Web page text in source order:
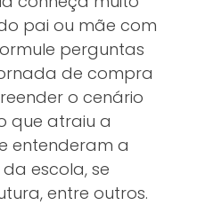
pai ou mãe com
perguntas
de compra
o cenário
que atraiu a
entenderam a
escola, se
entre outros.